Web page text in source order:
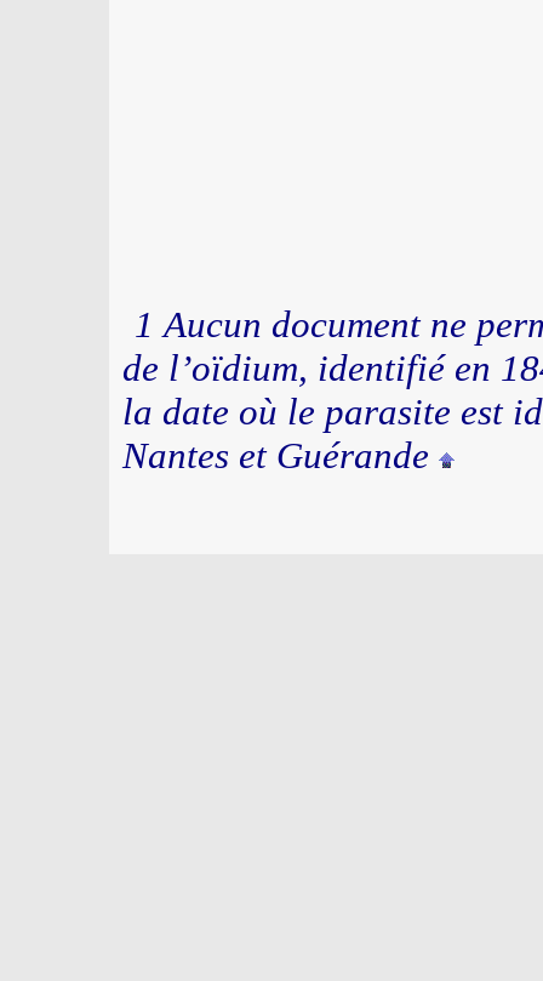
1 Aucun document ne
de l’oïdium, identifié en
la date où le parasite est
Nantes et Guérande